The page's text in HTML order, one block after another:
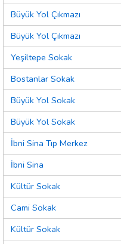
Büyük Yol Çıkmazı
Büyük Yol Çıkmazı
Yeşiltepe Sokak
Bostanlar Sokak
Büyük Yol Sokak
Büyük Yol Sokak
İbni Sina Tıp Merkez
İbni Sina
Kültür Sokak
Cami Sokak
Kültür Sokak